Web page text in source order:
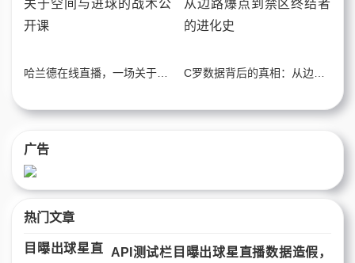
广告
热门文章
API测试栏目曝出球星直播数据造假，